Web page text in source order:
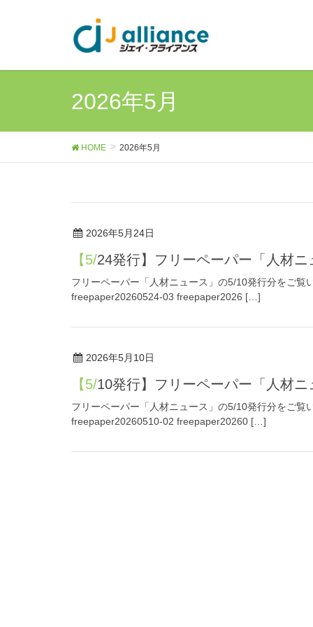
2026年5月
HOME 2026年5月
2026年5月24日
【5/24発行】フリーペーパー「人材
フリーペーパー「人材ニュース」の5/10発行分をご
freepaper20260524-03 freepaper2026 […]
2026年5月10日
【5/10発行】フリーペーパー「人材
フリーペーパー「人材ニュース」の5/10発行分をご
freepaper20260510-02 freepaper20260 […]